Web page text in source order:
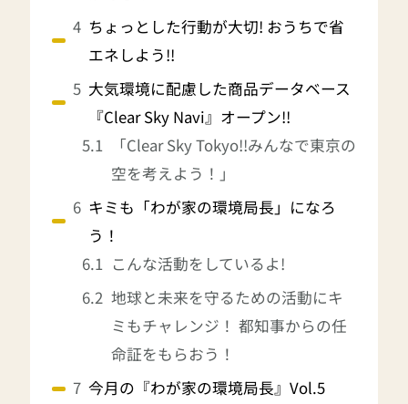
ちょっとした行動が大切! おうちで省
エネしよう!!
大気環境に配慮した商品データベース
『Clear Sky Navi』オープン!!
「Clear Sky Tokyo!!みんなで東京の
空を考えよう！」
キミも「わが家の環境局長」になろ
う！
こんな活動をしているよ!
地球と未来を守るための活動にキ
ミもチャレンジ！ 都知事からの任
命証をもらおう！
今月の『わが家の環境局長』Vol.5